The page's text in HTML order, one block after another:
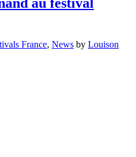
France, News by Louison